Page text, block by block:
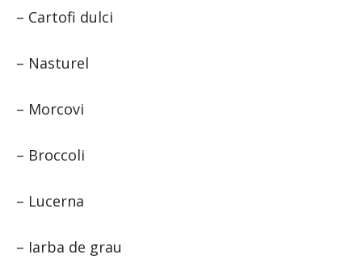
– Cartofi dulci
– Nasturel
– Morcovi
– Broccoli
– Lucerna
– Iarba de grau